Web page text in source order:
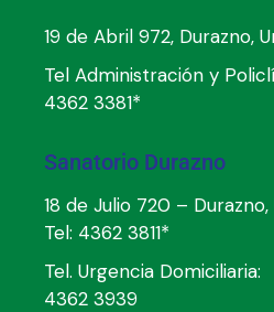
19 de Abril 972, Durazno,
Tel Administración y
4362 3381*
Sanatorio Durazno
18 de Julio 720 – Durazno,
Tel: 4362 3811*
Tel. Urgencia Domiciliaria:
4362 3939